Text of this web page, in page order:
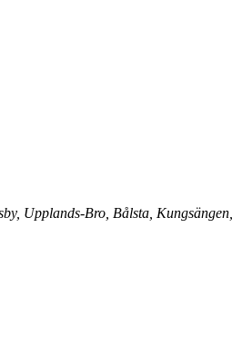
Upplands-Bro, Bålsta,